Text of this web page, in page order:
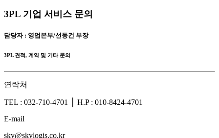
3PL 기업 서비스 문의
담당자 : 영업본부/선동건 부장
3PL 견적, 계약 및 기타 문의
연락처
TEL : 032-710-4701 │ H.P : 010-8424-4701
E-mail
sky@skylogis.co.kr